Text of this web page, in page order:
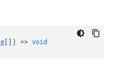
[]) => void